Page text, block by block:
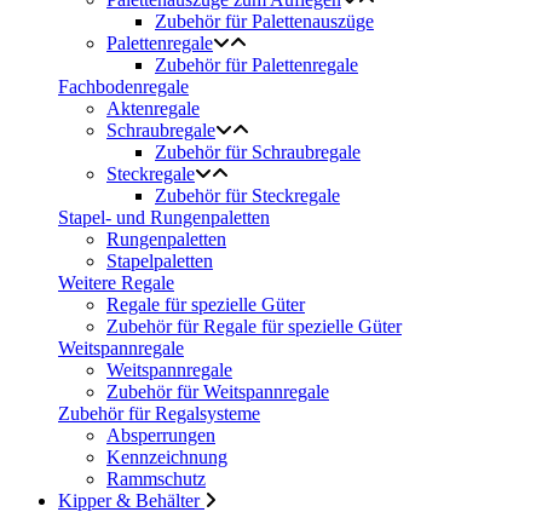
Zubehör für Palettenauszüge
Palettenregale
Zubehör für Palettenregale
Fachbodenregale
Aktenregale
Schraubregale
Zubehör für Schraubregale
Steckregale
Zubehör für Steckregale
Stapel- und Rungenpaletten
Rungenpaletten
Stapelpaletten
Weitere Regale
Regale für spezielle Güter
Zubehör für Regale für spezielle Güter
Weitspannregale
Weitspannregale
Zubehör für Weitspannregale
Zubehör für Regalsysteme
Absperrungen
Kennzeichnung
Rammschutz
Kipper & Behälter